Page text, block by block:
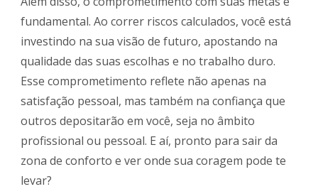
fundamental. Ao correr riscos calculados, você está
investindo na sua visão de futuro, apostando na
qualidade das suas escolhas e no trabalho duro.
Esse comprometimento reflete não apenas na
satisfação pessoal, mas também na confiança que
outros depositarão em você, seja no âmbito
profissional ou pessoal. E aí, pronto para sair da
zona de conforto e ver onde sua coragem pode te
levar?